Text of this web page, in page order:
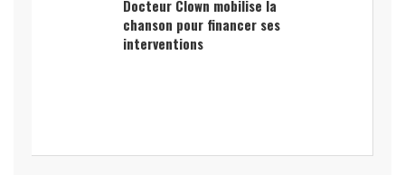
Docteur Clown mobilise la
chanson pour financer ses
interventions